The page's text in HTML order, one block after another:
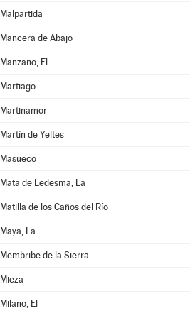
Malpartida
Mancera de Abajo
Manzano, El
Martiago
Martinamor
Martín de Yeltes
Masueco
Mata de Ledesma, La
Matilla de los Caños del Río
Maya, La
Membribe de la Sierra
Mieza
Milano, El